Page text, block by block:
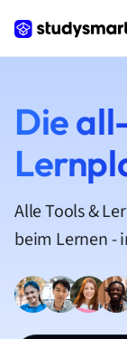
Die
Alle Tools &
beim Lernen -